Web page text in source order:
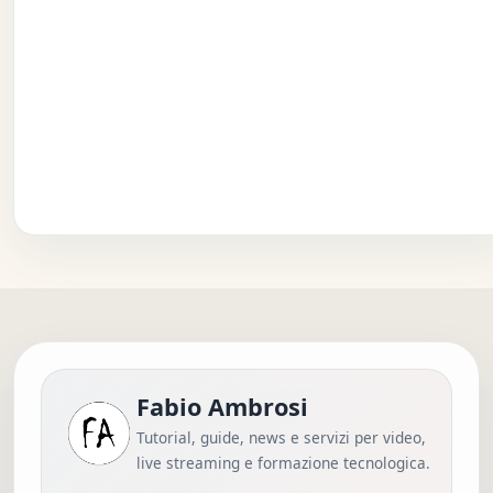
Fabio Ambrosi
Tutorial, guide, news e servizi per video,
live streaming e formazione tecnologica.